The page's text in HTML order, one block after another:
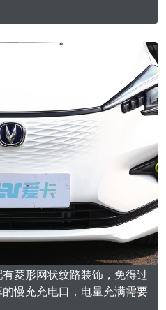
菱形网状纹路装饰，免得过
慢充充电口，电量充满需要